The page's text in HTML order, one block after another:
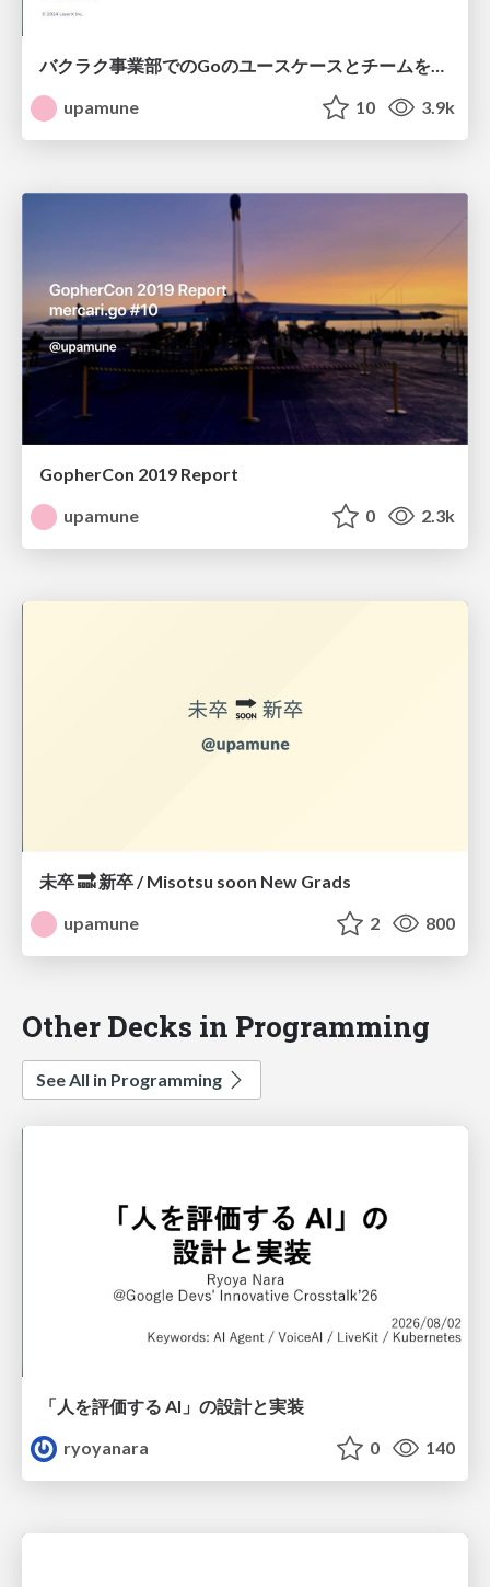
バクラク事業部でのGoのユースケースとチームを超えたナレッジ共有 | hatena.go
upamune
10 3.9k
GopherCon 2019 Report
upamune
0 2.3k
未卒 🔜 新卒 / Misotsu soon New Grads
upamune
2 800
Other Decks in Programming
See All in Programming
「人を評価する AI」の 設計と実装
ryoyanara
0 140